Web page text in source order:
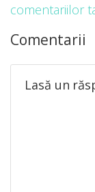
Comentarii
Lasă un
comentariilor